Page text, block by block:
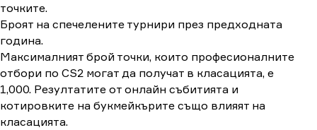
точките.
Броят на спечелените турнири през предходната
година.
Максималният брой точки, които професионалните
отбори по CS2 могат да получат в класацията, е
1,000. Резултатите от онлайн събитията и
котировките на букмейкърите също влияят на
класацията.